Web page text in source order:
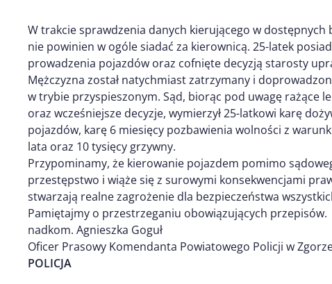
W trakcie sprawdzenia danych kierującego w dostępnych
nie powinien w ogóle siadać za kierownicą. 25-latek
prowadzenia pojazdów oraz cofnięte decyzją starosty
Mężczyzna został natychmiast zatrzymany i
w trybie przyspieszonym. Sąd, biorąc pod uwagę rażące
oraz wcześniejsze decyzje, wymierzył 25-latkowi karę
pojazdów, karę 6 miesięcy pozbawienia wolności z
lata oraz 10 tysięcy grzywny.
Przypominamy, że kierowanie pojazdem pomimo
przestępstwo i wiąże się z surowymi konsekwencjami
stwarzają realne zagrożenie dla bezpieczeństwa
Pamiętajmy o przestrzeganiu obowiązujących przepisów.
nadkom. Agnieszka Goguł
Oficer Prasowy Komendanta Powiatowego Policji w
POLICJA